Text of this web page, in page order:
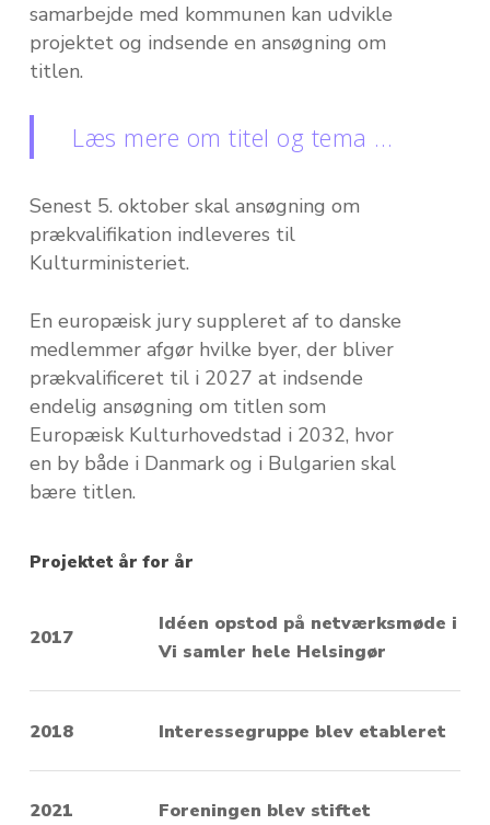
samarbejde med kommunen kan udvikle
projektet og indsende en ansøgning om
titlen.
Læs mere om titel og tema …
Senest 5. oktober skal ansøgning om
prækvalifikation indleveres til
Kulturministeriet.
En europæisk jury suppleret af to danske
medlemmer afgør hvilke byer, der bliver
prækvalificeret til i 2027 at indsende
endelig ansøgning om titlen som
Europæisk Kulturhovedstad i 2032, hvor
en by både i Danmark og i Bulgarien skal
bære titlen.
Projektet år for år
2017
Idéen opstod på netværksmøde i
Vi samler hele Helsingør
2018 Interessegruppe blev etableret
2021 Foreningen blev stiftet